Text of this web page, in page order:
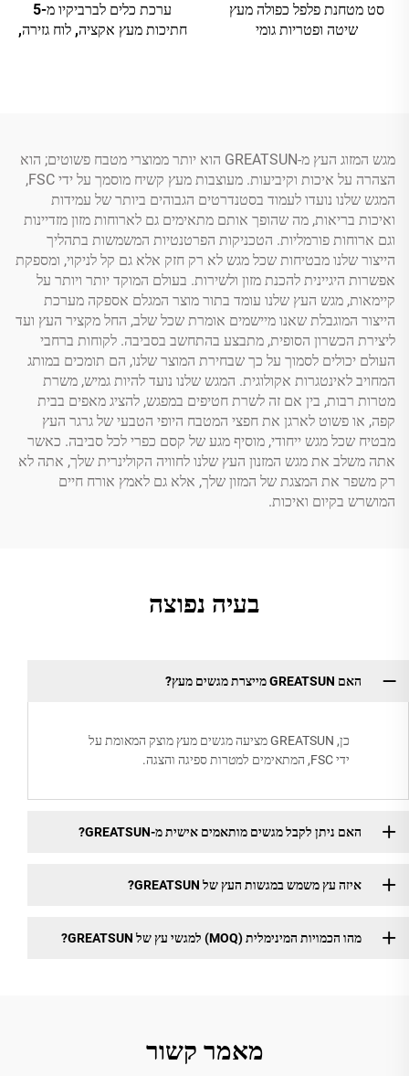
סט מטחנת פלפל כפולה מעץ
שיטה ופטריות גומי
ערכת כלים לברביקיו מ-5
חתיכות מעץ אקציה, לוח גזירה,
מגש המזוג העץ מ-GREATSUN הוא יותר ממוצרי מטבח פשוטים; הוא
הצהרה על איכות וקיביעות. מעוצבות מעץ קשיח מוסמך על ידי FSC,
המגש שלנו נועדו לעמוד בסטנדרטים הגבוהים ביותר של עמידות
ואיכות בריאות, מה שהופך אותם מתאימים גם לארוחות מזון מזדיינות
וגם ארוחות פורמליות. הטכניקות הפרטנטיות המשמשות בתהליך
הייצור שלנו מבטיחות שכל מגש לא רק חזק אלא גם קל לניקוי, ומספקת
אפשרות היגיינית להכנת מזון ולשירות. בעולם המוקד יותר ויותר על
קיימאות, מגש העץ שלנו עומד בתור מוצר המגלם אספקה מערכת
הייצור המוגבלת שאנו מיישמים אומרת שכל שלב, החל מקציר העץ ועד
ליצירת הכשרון הסופית, מתבצע בהתחשב בסביבה. לקוחות ברחבי
העולם יכולים לסמוך על כך שבחירת המוצר שלנו, הם תומכים במותג
המחויב לאינטגרות אקולוגית. המגש שלנו נועד להיות גמיש, משרת
מטרות רבות, בין אם זה לשרת חטיפים במפגש, להציג מאפים בבית
קפה, או פשוט לארגן את חפצי המטבח היופי הטבעי של גרגר העץ
מבטיח שכל מגש ייחודי, מוסיף מגע של קסם כפרי לכל סביבה. כאשר
אתה משלב את מגש המזנון העץ שלנו לחוויה הקולינרית שלך, אתה לא
רק משפר את המצגת של המזון שלך, אלא גם לאמץ אורח חיים
המושרש בקיום ואיכות.
בעיה נפוצה
האם GREATSUN מייצרת מגשים מעץ?
כן, GREATSUN מציעה מגשים מעץ מוצק המאומת על
ידי FSC, המתאימים למטרות ספיגה והצגה.
האם ניתן לקבל מגשים מותאמים אישית מ-GREATSUN?
איזה עץ משמש במגשות העץ של GREATSUN?
מהו הכמויות המינימלית (MOQ) למגשי עץ של GREATSUN?
מאמר קשור